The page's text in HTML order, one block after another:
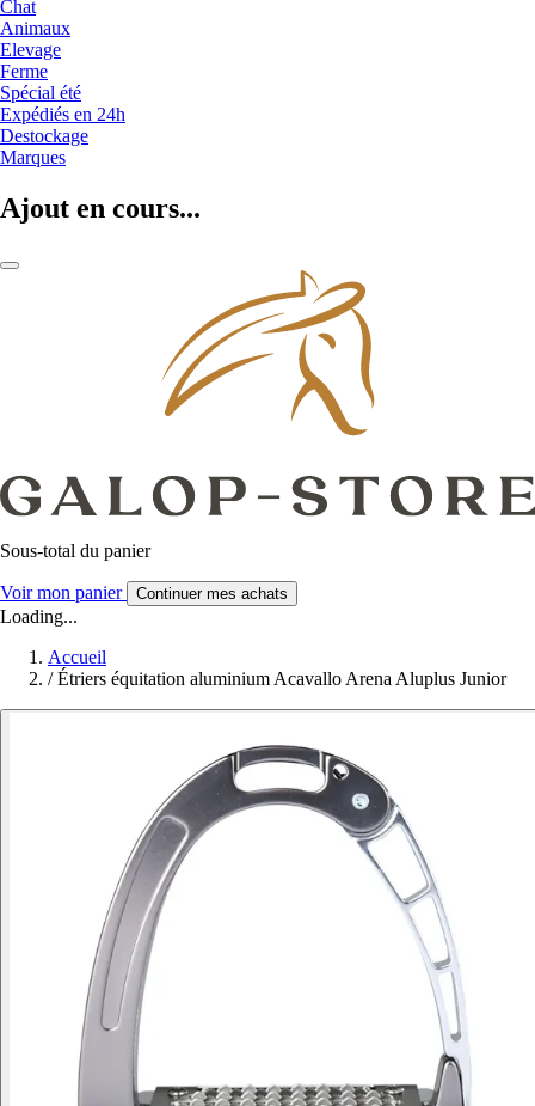
Chat
Animaux
Elevage
Ferme
Spécial été
Expédiés en 24h
Destockage
Marques
Ajout en cours...
Sous-total du panier
Voir mon panier Continuer mes achats
Loading...
Accueil
/ Étriers équitation aluminium Acavallo Arena Aluplus Junior